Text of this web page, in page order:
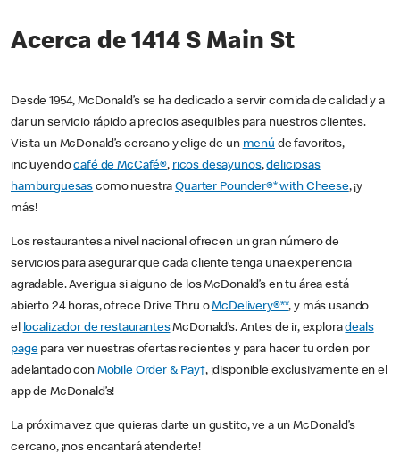
Acerca de 1414 S Main St
Desde 1954, McDonald’s se ha dedicado a servir comida de calidad y a
dar un servicio rápido a precios asequibles para nuestros clientes.
Visita un McDonald’s cercano y elige de un menú de favoritos,
incluyendocafé de McCafé®, ricos desayunos,deliciosas
hamburguesas como nuestraQuarter Pounder®* with Cheese, ¡y
más!
Los restaurantes a nivel nacional ofrecen un gran número de
servicios para asegurar que cada cliente tenga una experiencia
agradable. Averigua si alguno de los McDonald’s en tu área está
abierto 24 horas, ofrece Drive Thru oMcDelivery®**, y más usando
el localizador de restaurantesMcDonald’s. Antes de ir, exploradeals
pagepara ver nuestras ofertas recientes y para hacer tu orden por
adelantado con Mobile Order & Pay†, ¡disponible exclusivamente en el
app de McDonald’s!
La próxima vez que quieras darte un gustito, ve a un McDonald’s
cercano, ¡nos encantará atenderte!